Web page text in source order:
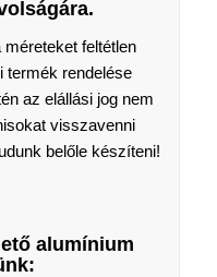
feltétlen
termék rendelése
az elállási jog nem
visszavenni
belőle készíteni!
alumínium